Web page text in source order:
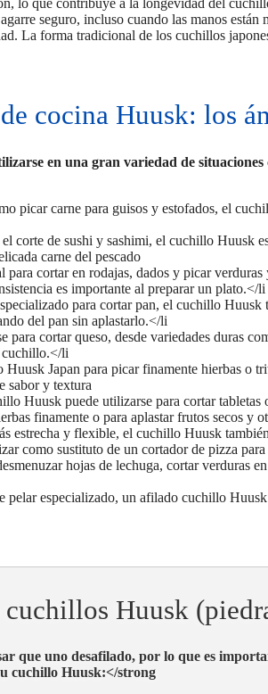
lo que contribuye a la longevidad del
seguro, incluso cuando las manos
La forma tradicional de los cuchillos
cocina Huusk: los
en una gran variedad de
picar carne para guisos y estofados, el
corte de sushi y sashimi, el cuchillo Huusk
carne del pescado
cortar en rodajas, dados y picar
es importante al preparar un plato.</li
para cortar pan, el cuchillo
del pan sin aplastarlo.</li
cortar queso, desde variedades duras
cuchillo.</li
Japan para picar finamente hierbas o
sabor y textura
Huusk puede utilizarse para cortar
finamente o para aplastar frutos secos y
estrecha y flexible, el cuchillo Huusk
como sustituto de un cortador de pizza
hojas de lechuga, cortar verduras
pelar especializado, un afilado cuchillo
Huusk
que uno desafilado, por lo que es
cuchillo Huusk:</strong